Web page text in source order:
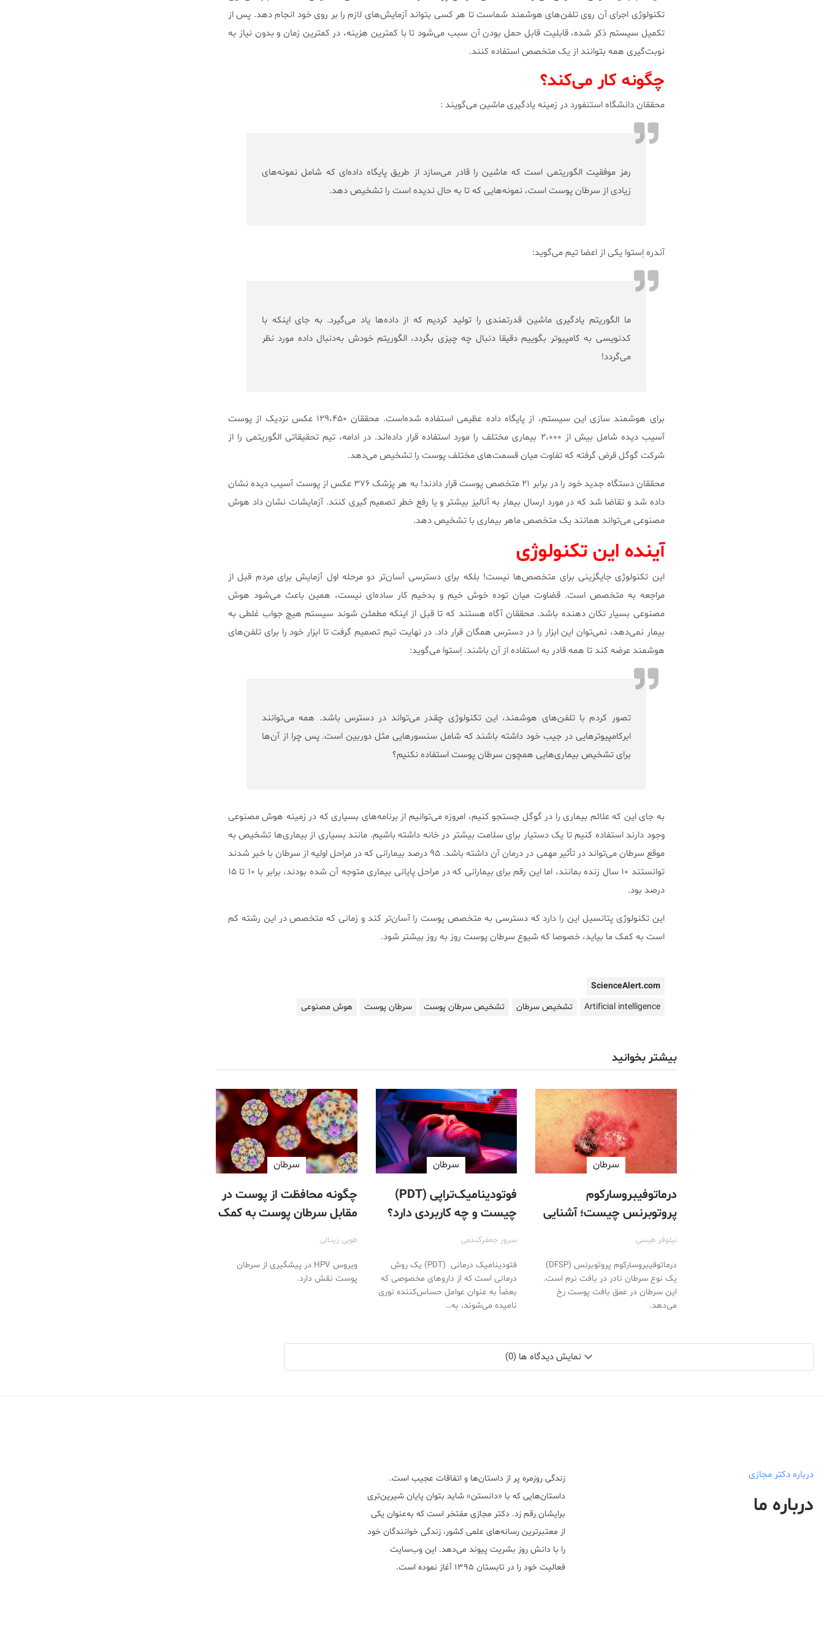
تکنولوژی اجرای آن روی تلفن‌های هوشمند شماست تا هر کسی بتواند آزمایش‌های لازم را بر روی خود انجام دهد. پس از
تکمیل سیستم ذکر شده، قابلیت قابل حمل بودن آن سبب می‌شود تا با کمترین هزینه، در کمترین زمان و بدون نیاز به
نوبت‌گیری همه بتوانند از یک متخصص استفاده کنند.
چگونه کار می‌کند؟
محققان دانشگاه استنفورد در زمینه یادگیری ماشین می‌گویند :
رمز موفقیت الگوریتمی است که ماشین را قادر می‌سازد از طریق پایگاه داده‌ای که شامل نمونه‌های
زیادی از سرطان پوست است، نمونه‌هایی که تا به حال ندیده است را تشخیص دهد.
آندره اِستوا یکی از اعضا تیم می‌گوید:
ما الگوریتم یادگیری ماشین قدرتمندی را تولید کردیم که از داده‌ها یاد می‌گیرد. به جای اینکه با
کدنویسی به کامپیوتر بگوییم دقیقا دنبال چه چیزی بگردد، الگوریتم خودش به‌دنبال داده مورد نظر
می‌گردد!
برای هوشمند سازی این سیستم، از پایگاه داده عظیمی استفاده شده‌است. محققان ۱۲۹،۴۵۰ عکس نزدیک از پوست
آسیب دیده شامل بیش از ۲،۰۰۰ بیماری مختلف را مورد استفاده قرار داده‌اند. در ادامه، تیم تحقیقاتی الگوریتمی را از
شرکت گوگل قرض گرفته که تفاوت میان قسمت‌های مختلف پوست را تشخیص می‌دهد.
محققان دستگاه جدید خود را در برابر ۲۱ متخصص پوست قرار دادند! به هر پزشک ۳۷۶ عکس از پوست آسیب دیده نشان
داده شد و تقاضا شد که در مورد ارسال بیمار به آنالیز بیشتر و یا رفع خطر تصمیم گیری کنند. آزمایشات نشان داد هوش
مصنوعی می‌تواند همانند یک متخصص ماهر بیماری با تشخیص دهد.
آینده این تکنولوژی
این تکنولوژی جایگزینی برای متخصص‌ها نیست! بلکه برای دسترسی آسان‌تر دو مرحله اول آزمایش برای مردم قبل از
مراجعه به متخصص است. قضاوت میان توده خوش خیم و بدخیم کار ساده‌ای نیست، همین باعث می‌شود هوش
مصنوعی بسیار تکان دهنده باشد. محققان آگاه هستند که تا قبل از اینکه مطمئن شوند سیستم هیچ جواب غلطی به
بیمار نمی‌دهد، نمی‌توان این ابزار را در دسترس همگان قرار داد. در نهایت تیم تصمیم گرفت تا ابزار خود را برای تلفن‌های
هوشمند عرضه کند تا همه قادر به استفاده از آن باشند. اِستوا می‌گوید:
تصور کردم با تلفن‌های هوشمند، این تکنولوژی چقدر می‌تواند در دسترس باشد. همه می‌توانند
ابرکامپیوترهایی در جیب خود داشته باشند که شامل سنسورهایی مثل دوربین است. پس چرا از آن‌ها
برای تشخیص بیماری‌هایی همچون سرطان پوست استفاده نکنیم؟
به جای این که علائم بیماری را در گوگل جستجو کنیم، امروزه می‌توانیم از برنامه‌های بسیاری که در زمینه هوش مصنوعی
وجود دارند استفاده کنیم تا یک دستیار برای سلامت بیشتر در خانه داشته باشیم. مانند بسیاری از بیماری‌ها تشخیص به
موقع سرطان می‌تواند در تأثیر مهمی در درمان آن داشته باشد. ۹۵ درصد بیمارانی که در مراحل اولیه از سرطان با خبر شدند
توانستند ۱۰ سال زنده بمانند، اما این رقم برای بیمارانی که در مراحل پایانی بیماری متوجه آن شده بودند،‌ برابر با ۱۰ تا ۱۵
درصد بود.
این تکنولوژی پتانسیل این را دارد که دسترسی به متخصص پوست را آسان‌تر کند و زمانی که متخصص در این رشته کم
است به کمک ما بیاید،‌ خصوصا که شیوع سرطان پوست روز به روز بیشتر شود.
ScienceAlert.com
Artificial intelligence
تشخیص سرطان تشخیص سرطان پوست سرطان پوست هوش مصنوعی
بیشتر بخوانید
سرطان
درماتوفیبروسارکوم
پروتوبرنس چیست؛ آشنایی
نیلوفر طبسی
درماتوفیبروسارکوم پروتوبرنس (DFSP)
یک نوع سرطان نادر در بافت نرم است.
این سرطان در عمق بافت پوست رخ
می‌دهد.
سرطان
فوتودینامیک‌تراپی (PDT)
چیست و چه کاربردی دارد؟
سرور جعفرگندمی
فتودینامیک درمانی (PDT) یک روش
درمانی است که از داروهای مخصوصی که
بعضاً به عنوان عوامل حساس‌کننده نوری
نامیده می‌شوند، به…
سرطان
چگونه محافظت از پوست در
مقابل سرطان پوست به کمک
طوبی زینالی
ویروس HPV در پیشگیری از سرطان
پوست نقش دارد.
نمایش دیدگاه ها (0)
درباره دکتر مجازی
درباره ما
زندگی روزمره پر از داستان‌ها و اتفاقات عجیب است.
داستان‌هایی که با «دانستن» شاید بتوان پایان شیرین‌تری
برایشان رقم زد. دکتر مجازی مفتخر است که به‌عنوان یکی
از معتبر‌ترین رسانه‌های علمی کشور، زندگی خوانندگان خود
را با دانش روز بشریت پیوند می‌دهد. این وب‌سایت
فعالیت خود را در تابستان ۱۳۹۵ آغاز نموده است.